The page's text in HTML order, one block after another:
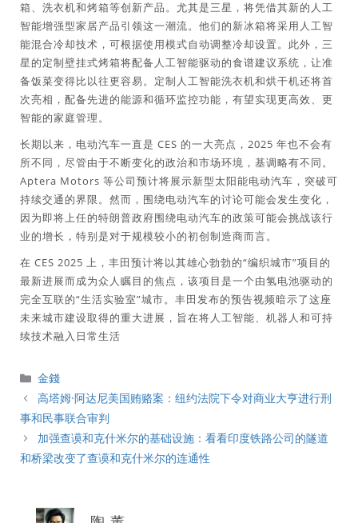
箱、洗衣机和烤箱等创新产品。尤其是三星，将凭借其新的人工
智能增强型家居产品引领这一潮流。他们的新冰箱将采用人工智
能混合冷却技术，可根据使用模式自动调整冷却设置。此外，三
星的定制壁挂式烤箱将配备人工智能驱动的食谱建议系统，让准
备饭菜变得比以往更容易。定制人工智能洗衣机和烘干机还将首
次亮相，配备先进的能源和循环监控功能，有望实现更高效、更
智能的家庭管理。
长期以来，电动汽车一直是 CES 的一大亮点，2025 年也不会有
所不同，尽管由于不断变化的政治和市场环境，基调略有不同。
Aptera Motors 等公司预计将展示新型太阳能电动汽车，突破可
持续交通的界限。然而，围绕电动汽车的讨论可能会发生变化，
因为即将上任的特朗普政府围绕电动汽车的政策可能会挑战该行
业的增长，特别是对于规模较小的初创制造商而言。
在 CES 2025 上，丰田预计将以其雄心勃勃的“编织城市”项目的
最新进展而成为众人瞩目的焦点，该项目是一个由氢电池驱动的
完全互联的“生活实验室”城市。丰田发布的预告视频暗示了这座
未来城市建设取得的重大进展，旨在将人工智能、机器人和可持
续技术融入日常生活
分
類
金錢
高塔姆·阿达尼美国贿赂案：纽约法院下令对商业大亨进行刑
事和民事联合审判
加强查谟和克什米尔的基础设施：看看印度铁路公司的隧道
和桥梁改变了查谟和克什米尔的连通性